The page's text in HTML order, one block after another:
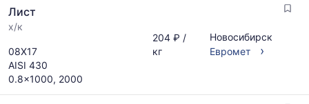
Лист
х/к
08Х17
AISI 430
0.8x1000, 2000
204 ₽ /
кг
Новосибирск
Евромет
›